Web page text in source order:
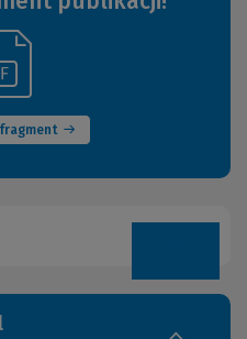
(Nowe
okno)
innej
strony)